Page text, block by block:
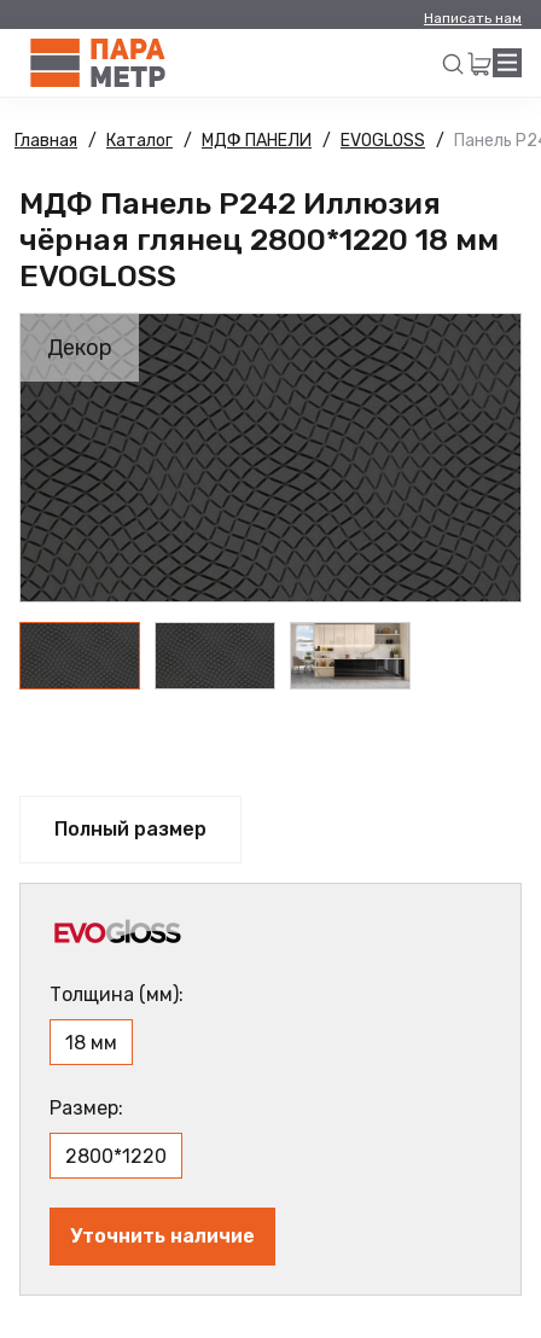
Написать нам
Искать
Главная Каталог МДФ ПАНЕЛИ EVOGLOSS Панель
МДФ Панель Р242 Иллюзия
чёрная глянец 2800*1220 18 мм
EVOGLOSS
Декор
Полный размер
Толщина (мм):
18 мм
Размер:
2800*1220
Уточнить наличие